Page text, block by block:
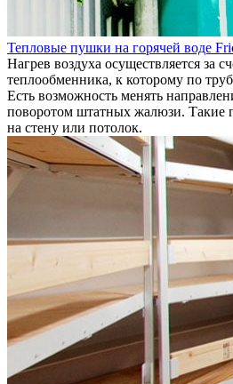
Тепловые пушки на горячей воде
Нагрев воздуха осуществляется за
теплообменника, к которому по
Есть возможность менять
поворотом штатных жалюзи. Такие
на стену или потолок.